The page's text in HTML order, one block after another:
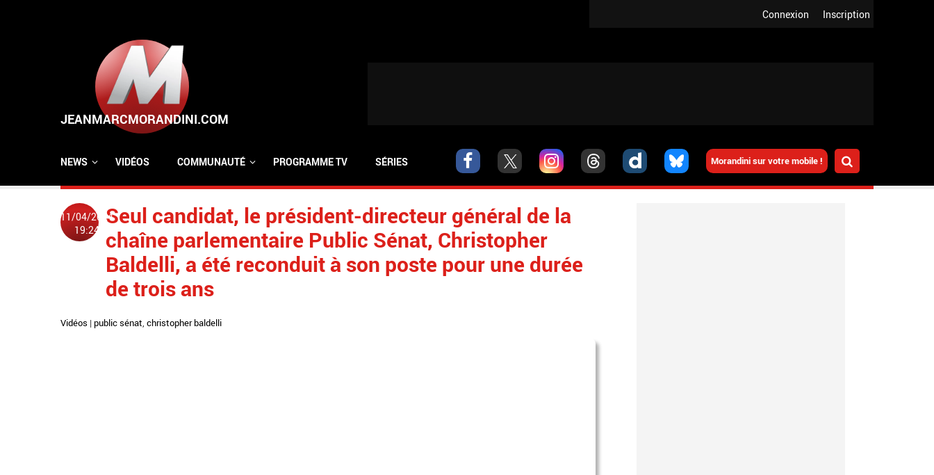
Inscription
Connexion
Morandini sur votre mobile !
NEWS VIDÉOS COMMUNAUTÉ PROGRAMME TV SÉRIES
11/04/2024
19:24
Seul candidat, le président-directeur général de la
chaîne parlementaire Public Sénat, Christopher
Baldelli, a été reconduit à son poste pour une durée
de trois ans
Vidéos | public sénat, christopher baldelli